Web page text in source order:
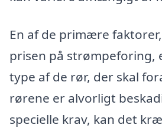
En af de primære
prisen på strømpeforing,
type af de rør, der skal
rørene er alvorligt
specielle krav, kan det